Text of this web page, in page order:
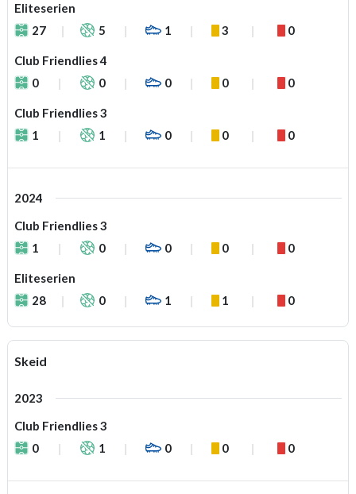
Eliteserien
27
5 1 3 0
Club Friendlies 4
0
0 0 0 0
Club Friendlies 3
1
1 0 0 0
2024
Club Friendlies 3
1
0 0 0 0
Eliteserien
28
0 1 1 0
Skeid
2023
Club Friendlies 3
0
1 0 0 0